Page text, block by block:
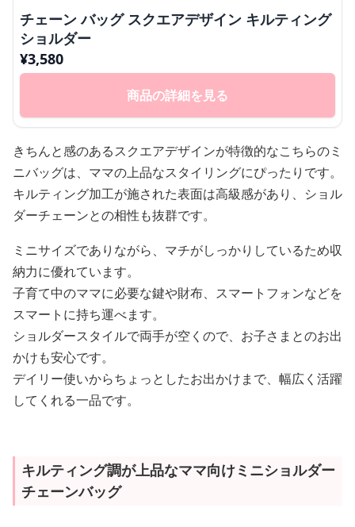
チェーン バッグ スクエアデザイン キルティング
ショルダー
¥3,580
商品の詳細を見る
きちんと感のあるスクエアデザインが特徴的なこちらのミ
ニバッグは、ママの上品なスタイリングにぴったりです。
キルティング加工が施された表面は高級感があり、ショル
ダーチェーンとの相性も抜群です。
ミニサイズでありながら、マチがしっかりしているため収
納力に優れています。
子育て中のママに必要な鍵や財布、スマートフォンなどを
スマートに持ち運べます。
ショルダースタイルで両手が空くので、お子さまとのお出
かけも安心です。
デイリー使いからちょっとしたお出かけまで、幅広く活躍
してくれる一品です。
キルティング調が上品なママ向けミニショルダー
チェーンバッグ